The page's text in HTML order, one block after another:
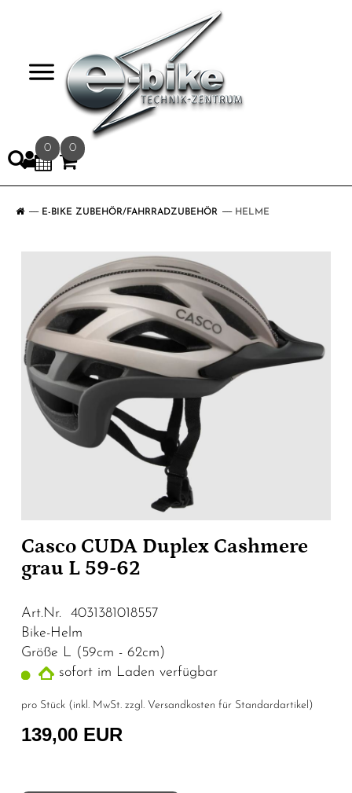
0 0
E-BIKE ZUBEHÖR/FAHRRADZUBEHÖR HELME
Casco CUDA Duplex Cashmere
grau L 59-62
Art.Nr. 4031381018557
Bike-Helm
Größe L (59cm - 62cm)
sofort im Laden verfügbar
pro Stück (inkl. MwSt. zzgl. Versandkosten für Standardartikel )
139,00 EUR